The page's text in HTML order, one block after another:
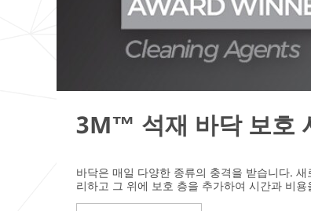
3M™ 석재 바닥 보호
바닥은 매일 다양한 종류의 충격을 받습니다.
리하고 그 위에 보호 층을 추가하여 시간과 비